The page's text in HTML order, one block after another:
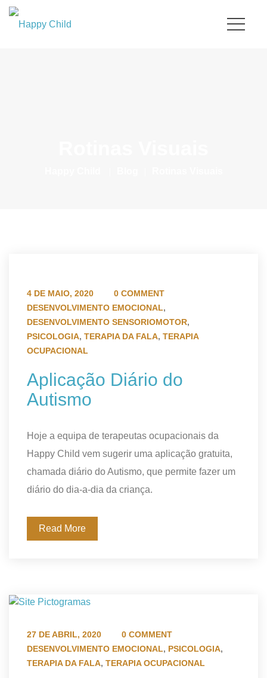
4 DE MAIO, 2020
0 COMMENT
DESENVOLVIMENTO EMOCIONAL,
DESENVOLVIMENTO SENSORIOMOTOR,
PSICOLOGIA, TERAPIA DA FALA, TERAPIA
OCUPACIONAL
Aplicação Diário do
Autismo
Hoje a equipa de terapeutas ocupacionais da
Happy Child vem sugerir uma aplicação gratuita,
chamada diário do Autismo, que permite fazer um
diário do dia-a-dia da criança.
Read More
27 DE ABRIL, 2020
0 COMMENT
DESENVOLVIMENTO EMOCIONAL, PSICOLOGIA,
TERAPIA DA FALA, TERAPIA OCUPACIONAL